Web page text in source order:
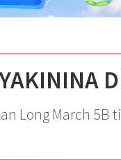
Long March 5B